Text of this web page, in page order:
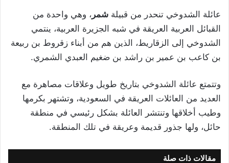
عائلة الشدوخي تنحدر من قبيلة شمر ، وهي واحدة من
القبائل العربية العريقة في شبه الجزيرة العربية، ينتمي
الشدوخي إلى الزقاريط، الذين هم من أبناء زقروط بن ربيعة
بن كاعب بن عمير بن راشد بن ضغيم العبدي الشمري.
وتتمتع عائلة الشدوخي بتاريخ طويل وعلاقات مصاهرة مع
العديد من العائلات العريقة في السعودية، وتشتهر بكرمها
وطيب أخلاقها وتنتشر العائلة بشكل رئيسي في منطقة
حائل، ولها جذور قديمة وعريقة في تلك المنطقة.
مقالات ذات صلة